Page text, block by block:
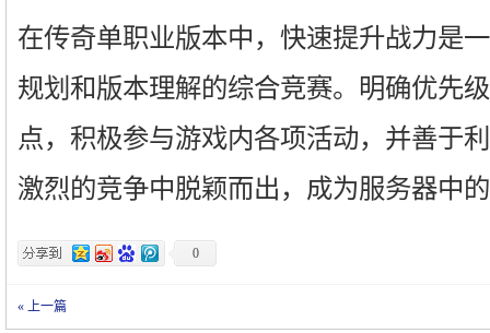
在传奇单职业版本中，快速提升战力是
规划和版本理解的综合竞赛。明确优先
点，积极参与游戏内各项活动，并善于
激烈的竞争中脱颖而出，成为服务器中
0
« 上一篇